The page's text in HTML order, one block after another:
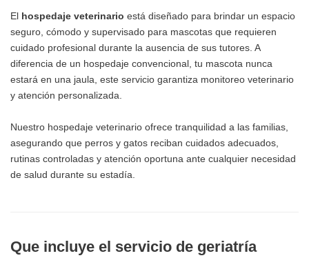
El hospedaje veterinario está diseñado para brindar un espacio
seguro, cómodo y supervisado para mascotas que requieren
cuidado profesional durante la ausencia de sus tutores. A
diferencia de un hospedaje convencional, tu mascota nunca
estará en una jaula, este servicio garantiza monitoreo veterinario
y atención personalizada.
Nuestro hospedaje veterinario ofrece tranquilidad a las familias,
asegurando que perros y gatos reciban cuidados adecuados,
rutinas controladas y atención oportuna ante cualquier necesidad
de salud durante su estadía.
Que incluye el servicio de geriatría